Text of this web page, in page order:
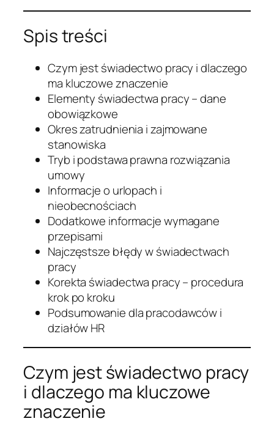
Spis treści
Czym jest świadectwo pracy i dlaczego
ma kluczowe znaczenie
Elementy świadectwa pracy – dane
obowiązkowe
Okres zatrudnienia i zajmowane
stanowiska
Tryb i podstawa prawna rozwiązania
umowy
Informacje o urlopach i
nieobecnościach
Dodatkowe informacje wymagane
przepisami
Najczęstsze błędy w świadectwach
pracy
Korekta świadectwa pracy – procedura
krok po kroku
Podsumowanie dla pracodawców i
działów HR
Czym jest świadectwo pracy
i dlaczego ma kluczowe
znaczenie